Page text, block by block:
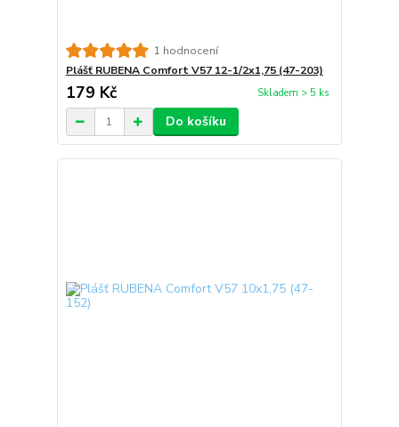
1 hodnocení
Plášť RUBENA Comfort V57 12-1/2x1,75 (47-203)
179 Kč Skladem > 5 ks
Do košíku